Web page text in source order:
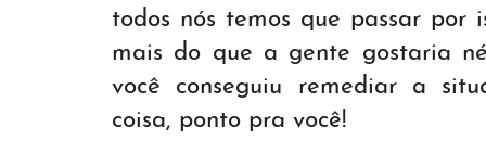
todos nós temos que passar por
mais do que a gente gostaria
você conseguiu remediar a
coisa, ponto pra você!